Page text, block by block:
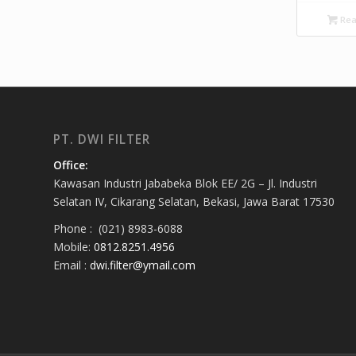
PT. DWI FILTER
Office:
Kawasan Industri Jababeka Blok EE/ 2G – Jl. Industri
Selatan IV, Cikarang Selatan, Bekasi, Jawa Barat 17530
Phone : (021) 8983-6088
Mobile: 0812.8251.4956
Email : dwi.filter@ymail.com